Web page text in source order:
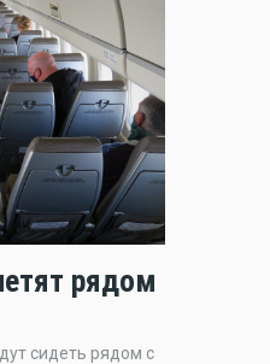
рядом
сидеть рядом с